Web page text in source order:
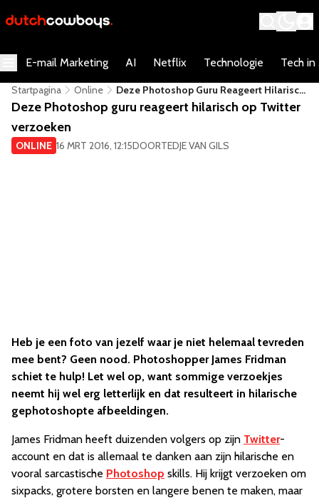
E-mail Marketing AI Netflix Technologie Tech in
Startpagina Online
Deze Photoshop Guru Reageert Hilarisch
Op Twitter Verzoeken
Deze Photoshop guru reageert hilarisch op Twitter
verzoeken
ONLINE 16 MRT 2016, 12:15DOORTEDJE VAN GILS
Heb je een foto van jezelf waar je niet helemaal tevreden
mee bent? Geen nood. Photoshopper James Fridman
schiet te hulp! Let wel op, want sommige verzoekjes
neemt hij wel erg letterlijk en dat resulteert in hilarische
gephotoshopte afbeeldingen.
James Fridman heeft duizenden volgers op zijn Twitter-
account en dat is allemaal te danken aan zijn hilarische en
vooral sarcastische Photoshop skills. Hij krijgt verzoeken om
sixpacks, grotere borsten en langere benen te maken, maar